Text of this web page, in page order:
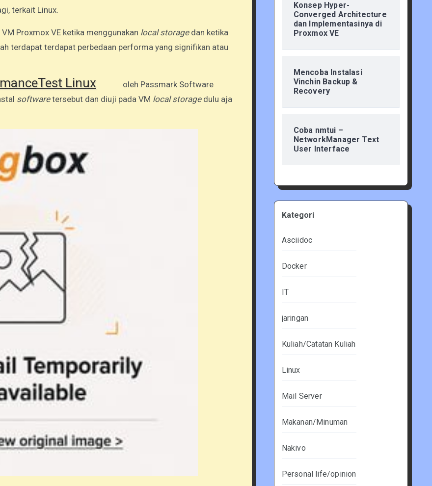
terkait Linux.
Proxmox VE ketika menggunakan local storage dan ketika
terdapat terdapat perbedaan performa yang signifikan atau
Linux
oleh Passmark Software
softwaretersebut dan diuji pada VM local storage dulu aja
Konsep Hyper-
Converged Architecture
dan Implementasinya di
Proxmox VE
Mencoba Instalasi
Vinchin Backup &
Recovery
Coba nmtui –
NetworkManager Text
User Interface
Kategori
Asciidoc
Docker
IT
jaringan
Kuliah/Catatan Kuliah
Linux
Mail Server
Makanan/Minuman
Nakivo
Personal life/opinion